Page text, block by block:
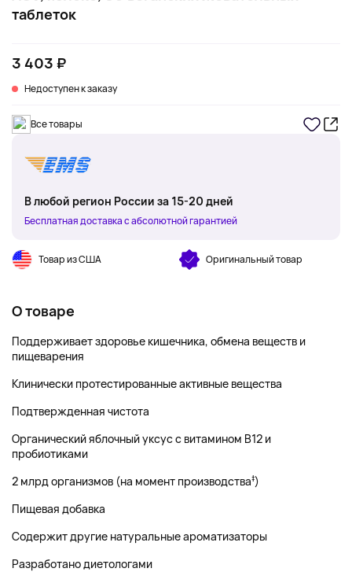
таблеток
3 403 ₽
Недоступен к заказу
Все товары
В любой регион России за 15-20 дней
Бесплатная доставка с абсолютной гарантией
Товар из США Оригинальный товар
О товаре
Поддерживает здоровье кишечника, обмена веществ и
пищеварения
Клинически протестированные активные вещества
Подтвержденная чистота
Органический яблочный уксус с витамином B12 и
пробиотиками
2 млрд организмов (на момент производства‡)
Пищевая добавка
Содержит другие натуральные ароматизаторы
Разработано диетологами